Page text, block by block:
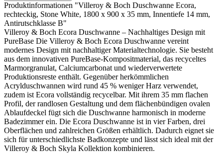
Produktinformationen "Villeroy & Boch Duschwanne Ecora,
rechteckig, Stone White, 1800 x 900 x 35 mm, Innentiefe 14 mm,
Antirutschklasse B"
Villeroy & Boch Ecora Duschwanne – Nachhaltiges Design mit
PureBase Die Villeroy & Boch Ecora Duschwanne vereint
modernes Design mit nachhaltiger Materialtechnologie. Sie besteht
aus dem innovativen PureBase-Kompositmaterial, das recyceltes
Marmorgranulat, Calciumcarbonat und wiederverwertete
Produktionsreste enthält. Gegenüber herkömmlichen
Acrylduschwannen wird rund 45 % weniger Harz verwendet,
zudem ist Ecora vollständig recycelbar. Mit ihrem 35 mm flachen
Profil, der randlosen Gestaltung und dem flächenbündigen ovalen
Ablaufdeckel fügt sich die Duschwanne harmonisch in moderne
Badezimmer ein. Die Ecora Duschwanne ist in vier Farben, drei
Oberflächen und zahlreichen Größen erhältlich. Dadurch eignet sie
sich für unterschiedlichste Badkonzepte und lässt sich ideal mit der
Villeroy & Boch Skyla Kollektion kombinieren.